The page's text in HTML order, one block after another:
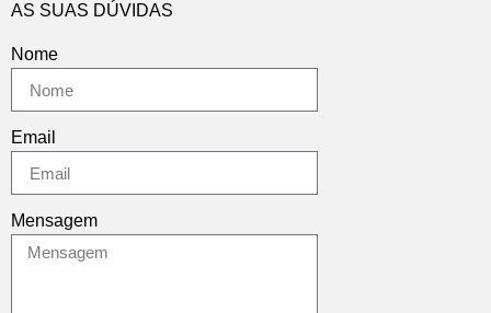
AS SUAS DÚVIDAS
Nome
Email
Mensagem